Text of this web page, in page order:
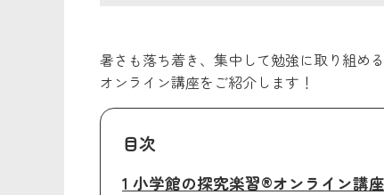
暑さも落ち着き、集中して勉強に取り組め
オンライン講座をご紹介します！
目次
1 小学館の探究楽習®オンライン講